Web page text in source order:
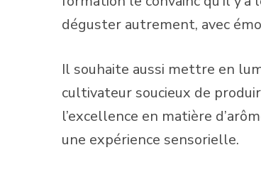
déguster autrement, avec
Il souhaite aussi mettre en
cultivateur soucieux de
l’excellence en matière
une expérience sensorielle.